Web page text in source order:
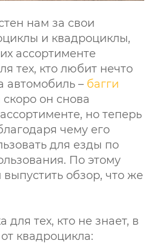
нам за свои
и квадроциклы,
ассортименте
тех, кто любит нечто
автомобиль – багги
он снова
но теперь
чему его
для езды по
По этому
обзор, что же
тех, кто не знает, в
квадроцикла: